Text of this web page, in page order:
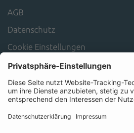
AGB
Datenschutz
Cookie Einstellungen